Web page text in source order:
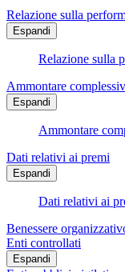
Relazione sulla
Espandi
Relazione sulla
Ammontare
Espandi
Ammontare
Dati relativi ai premi
Espandi
Dati relativi ai
Benessere
Enti controllati
Espandi